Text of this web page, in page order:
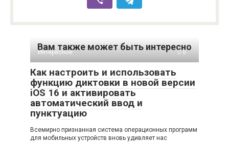
Вам также может быть интересно
Интересное 0
Как настроить и использовать
функцию диктовки в новой версии
iOS 16 и активировать
автоматический ввод и
пунктуацию
Всемирно признанная система операционных программ
для мобильных устройств вновь удивляет нас